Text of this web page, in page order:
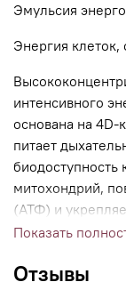
Эмульсия
Энергия
интенсивного
основана на 4D-
питает
биодоступность
митохондрий,
(АТФ) и
защиту.
пребиотиками,
Показать
Отзывы